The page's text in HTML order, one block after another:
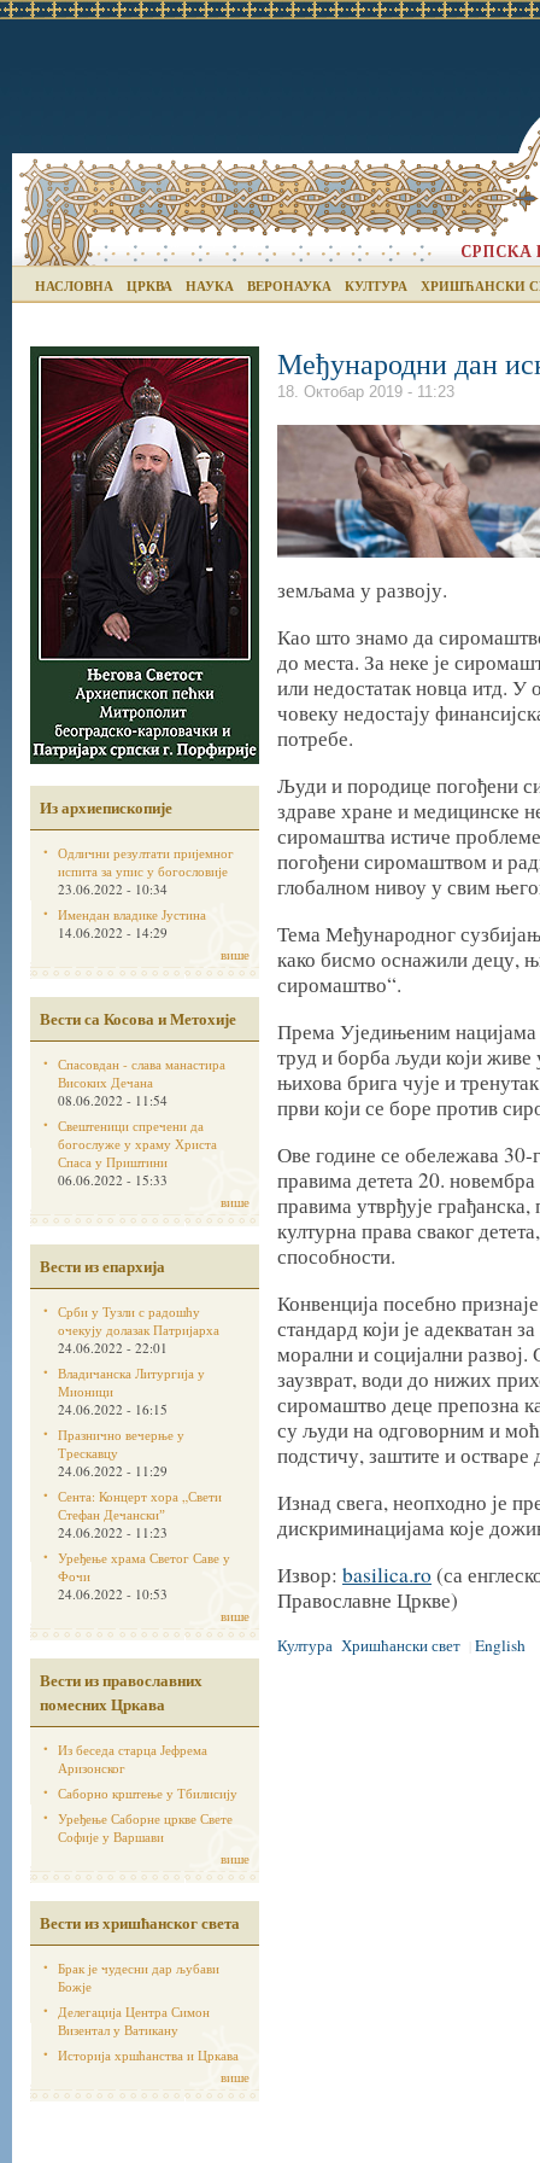
НАСЛОВНА ЦРКВА НАУКА ВЕРОНАУКА КУЛТУРА ХРИШЋАНСКИ
Из архиепископије
Одлични резултати пријемног
испита за упис у богословије
23.06.2022 - 10:34
Имендан владике Јустина
14.06.2022 - 14:29
више
Вести са Косова и Метохије
Спасовдан - слава манастира
Високих Дечана
08.06.2022 - 11:54
Свештеници спречени да
богослуже у храму Христа
Спаса у Приштини
06.06.2022 - 15:33
више
Вести из епархија
Срби у Тузли с радошћу
очекују долазак Патријарха
24.06.2022 - 22:01
Владичанска Литургија у
Мионици
24.06.2022 - 16:15
Празнично вечерње у
Трескавцу
24.06.2022 - 11:29
Сента: Концерт хора „Свети
Стефан Дечанскиˮ
24.06.2022 - 11:23
Уређење храма Светог Саве у
Фочи
24.06.2022 - 10:53
више
Вести из православних
помесних Цркава
Из беседа старца Јефрема
Аризонског
Саборно крштење у Тбилисију
Уређење Саборне цркве Свете
Софије у Варшави
више
Вести из хришћанског света
Брак је чудесни дар љубави
Божје
Делегација Центра Симон
Визентал у Ватикану
Историја хршћанства и Цркава
више
Међународни дан
18. Октобар 2019 - 11:23
земљама у развоју.
Као што знамо да
до места. За неке је
или недостатак новца итд. У
човеку недостају
потребе.
Људи и породице погођени
здраве хране и медицинске
сиромаштва истиче
погођени сиромаштвом и
глобалном нивоу у свим
Тема Међународног
како бисмо оснажили децу,
сиромаштво“.
Према Уједињеним нацијама
труд и борба људи који живе
њихова брига чује и
први који се боре против
Ове године се обележава
правима детета 20.
правима утврђује
културна права сваког
способности.
Конвенција посебно
стандард који је адекватан
морални и социјални
заузврат, води до нижих
сиромаштво деце препозна
су људи на одговорним и
подстичу, заштите и остваре
Изнад свега, неопходно је
дискриминацијама које
Извор: basilica.ro(са
Православне Цркве)
Култура Хришћански свет English